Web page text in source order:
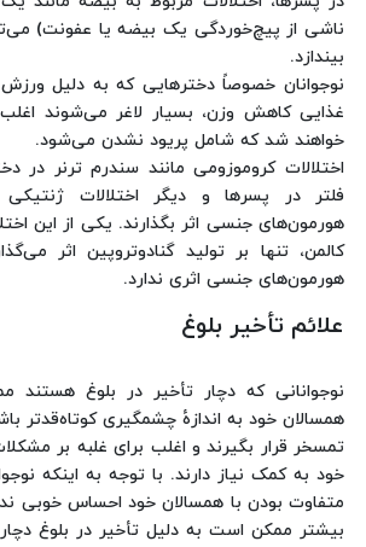
ناشی از پیچ‌خوردگی یک بیضه یا عفونت)
بیندازد.
نوجوانان خصوصاً دخترهایی که به دلیل
غذایی کاهش وزن، بسیار لاغر می‌شوند اغلب
خواهند شد که شامل پریود نشدن می‌شود.
اختلالات کروموزومی مانند سندرم ترنر در
فلتر در پسرها و دیگر اختلالات ژنتیکی
هورمون‌های جنسی اثر بگذارند. یکی از این
کالمن، تنها بر تولید گنادوتروپین اثر
هورمون‌های جنسی اثری ندارد.
علائم تأخیر بلوغ
نوجوانانی که دچار تأخیر در بلوغ
همسالان خود به اندازهٔ چشمگیری کوتاه‌قدتر
تمسخر قرار بگیرند و اغلب برای غلبه بر
خود به کمک نیاز دارند. با توجه به اینکه
متفاوت بودن با همسالان خود احساس خوبی
بیشتر ممکن است به دلیل تأخیر در بلوغ